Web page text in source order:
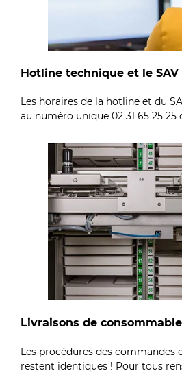
Hotline technique et le SAV
Les horaires de la hotline et du
au numéro unique 02 31 65 25 25
Livraisons de
Les procédures des commandes
restent identiques ! Pour tous